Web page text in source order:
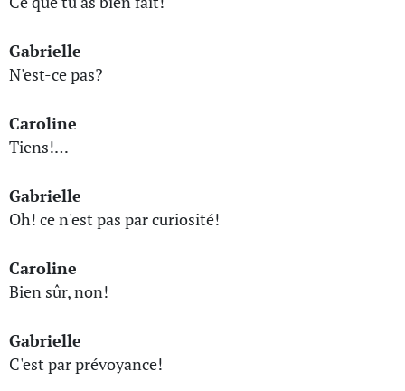
Gabrielle
N'est-ce pas?
Caroline
Tiens!…
Gabrielle
Oh! ce n'est pas par curiosité!
Caroline
Bien sûr, non!
Gabrielle
C'est par prévoyance!